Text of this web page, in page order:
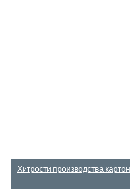
Хитрости производства